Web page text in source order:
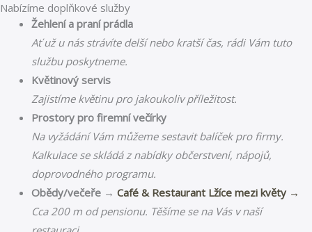
Nabízíme doplňkové služby
Žehlení a praní prádla
Ať už u nás strávíte delší nebo kratší čas, rádi Vám tuto
službu poskytneme.
Květinový servis
Zajistíme květinu pro jakoukoliv příležitost.
Prostory pro firemní večírky
Na vyžádání Vám můžeme sestavit balíček pro firmy.
Kalkulace se skládá z nabídky občerstvení, nápojů,
doprovodného programu.
Obědy/večeře → Café & Restaurant Lžíce mezi květy →
Cca 200 m od pensionu. Těšíme se na Vás v naší